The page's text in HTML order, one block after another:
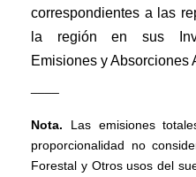
correspondientes a las
la región en sus
Emisiones y Absorciones
Nota. Las emisiones
proporcionalidad no
Forestal y Otros usos del